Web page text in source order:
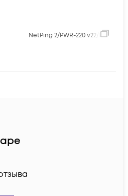
NetPing 2/PWR-220 v22/ETH